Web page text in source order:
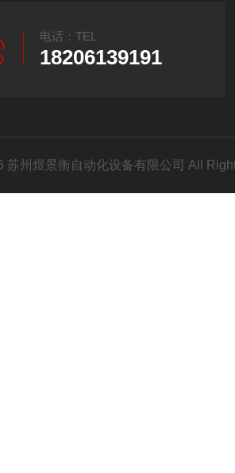
电话：TEL
18206139191
苏州煜景衡自动化设备有限公司 All